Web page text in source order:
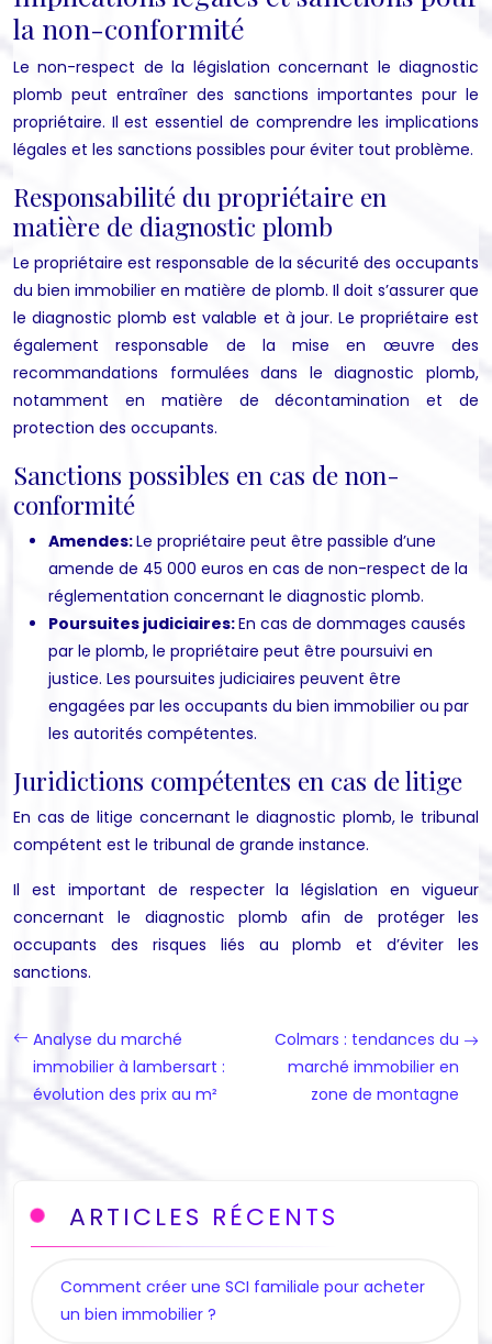
la non-conformité
Le non-respect de la législation concernant le diagnostic
plomb peut entraîner des sanctions importantes pour le
propriétaire. Il est essentiel de comprendre les implications
légales et les sanctions possibles pour éviter tout problème.
Responsabilité du propriétaire en
matière de diagnostic plomb
Le propriétaire est responsable de la sécurité des occupants
du bien immobilier en matière de plomb. Il doit s’assurer que
le diagnostic plomb est valable et à jour. Le propriétaire est
également responsable de la mise en œuvre des
recommandations formulées dans le diagnostic plomb,
notamment en matière de décontamination et de
protection des occupants.
Sanctions possibles en cas de non-
conformité
Amendes:Le propriétaire peut être passible d’une
amende de 45 000 euros en cas de non-respect de la
réglementation concernant le diagnostic plomb.
Poursuites judiciaires:En cas de dommages causés
par le plomb, le propriétaire peut être poursuivi en
justice. Les poursuites judiciaires peuvent être
engagées par les occupants du bien immobilier ou par
les autorités compétentes.
Juridictions compétentes en cas de litige
En cas de litige concernant le diagnostic plomb, le tribunal
compétent est le tribunal de grande instance.
Il est important de respecter la législation en vigueur
concernant le diagnostic plomb afin de protéger les
occupants des risques liés au plomb et d’éviter les
sanctions.
Analyse du marché
immobilier à lambersart :
évolution des prix au m²
Colmars : tendances du
marché immobilier en
zone de montagne
ARTICLES RÉCENTS
Comment créer une SCI familiale pour acheter
un bien immobilier ?